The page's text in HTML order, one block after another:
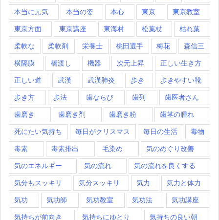
本当に元気 本当の姿 本心 東京 東京教室
東京方面 東京講座 東海村 松葉杖 枯れ葉
柔軟な 柔軟剤 栄養士 桃田選手 梅花 森信三
横隔膜 橋渡し 機器 次元上昇 正しい生き方
正しい道 武漢 武漢肺炎 歩き 歩きやすい靴
歩き方 歩法 歯ならび 歯列 歯医者さん
歯磨き 歯磨き剤 歯磨き粉 歯茎の腫れ
死にたい気持ち 毎日がクリスマス 毎日の生活 毒物
毒素 毒素排出 毛染め 気のめぐり改善
気のエネルギー 気の流れ 気の流れを良くする
気分もスッキリ 気分スッキリ 気力 気力と体力
気功 気功師 気功教室 気功法 気功講座
気持ちが前向き 気持ちにゆとり 気持ちの良い朝